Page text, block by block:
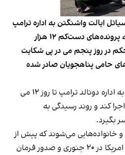
ایالت واشنگتن به اداره ترامپ
دستور داد که روند رسیدگی به پرونده‌های دست‌کم ۱۲ هزار
در روز پنجم می در پی شکایت
حامی پناهجویان صادر شده
حکم قاضی جمال وایت‌هد، به اداره دونالد ترامپ تا روز ۱۲ می
کند و روند رسیدگی به
بگیرد.
و خانواده‌هایی می‌شوند که پیش از
روی کار آمدن حکومت جدید امریکا در ۲۰ جنوری و صدور فرمان